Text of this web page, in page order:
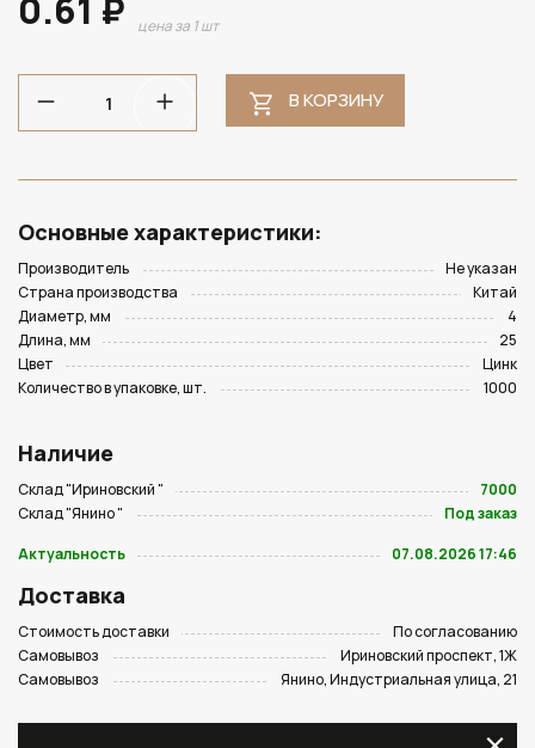
0.61 ₽ цена за 1 шт
В КОРЗИНУ
Основные характеристики:
Производитель
Не указан
Страна производства
Китай
Диаметр, мм
4
Длина, мм
25
Цвет
Цинк
Количество в упаковке, шт.
1000
Наличие
Склад "Ириновский "
7000
Склад "Янино "
Под заказ
Актуальность
07.08.2026 17:46
Доставка
Стоимость доставки
По согласованию
Самовывоз
Ириновский проспект, 1Ж
Самовывоз
Янино, Индустриальная улица, 21